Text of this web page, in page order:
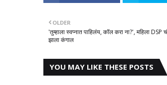
OLDER
'तुम्हाला स्वप्नात पाहिलंय, कॉल करा ना?', महिला
झाला कंगाल
YOU MAY LIKE THESE POSTS